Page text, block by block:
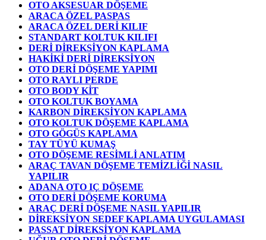
OTO AKSESUAR DÖŞEME
ARACA ÖZEL PASPAS
ARACA ÖZEL DERİ KILIF
STANDART KOLTUK KILIFI
DERİ DİREKSİYON KAPLAMA
HAKİKİ DERİ DİREKSİYON
OTO DERİ DÖŞEME YAPIMI
OTO RAYLI PERDE
OTO BODY KİT
OTO KOLTUK BOYAMA
KARBON DİREKSİYON KAPLAMA
OTO KOLTUK DÖŞEME KAPLAMA
OTO GÖGÜS KAPLAMA
TAY TÜYÜ KUMAŞ
OTO DÖŞEME RESİMLİ ANLATIM
ARAÇ TAVAN DÖŞEME TEMİZLİĞİ NASIL
YAPILIR
ADANA OTO IÇ DÖŞEME
OTO DERİ DÖŞEME KORUMA
ARAÇ DERİ DÖŞEME NASIL YAPILIR
DİREKSİYON SEDEF KAPLAMA UYGULAMASI
PASSAT DİREKSİYON KAPLAMA